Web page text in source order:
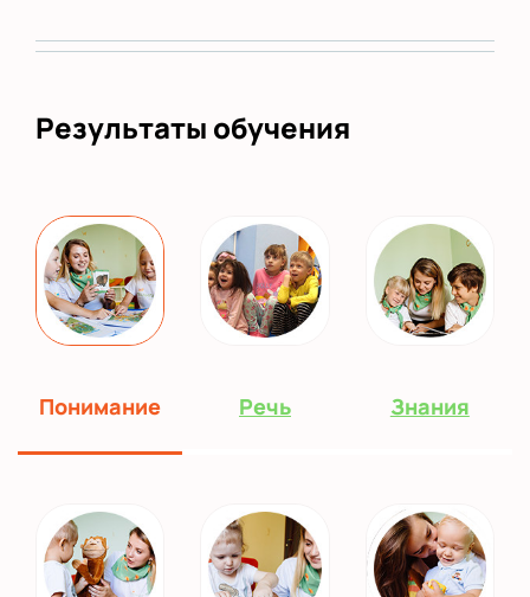
Результаты обучения
Понимание Речь Знания